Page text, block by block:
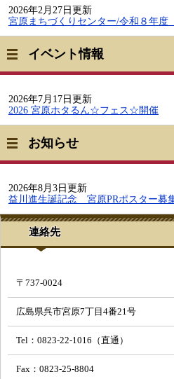
2026年2月27日更新
宮原まちづくりセンター/令和８年
イベント情報
2026年7月17日更新
2026 宮原ホタるん☆フェス☆開催
お知らせ
2026年8月3日更新
益川進生誕記念 宮原PRポスター募
連絡先
〒737-0024
広島県呉市宮原7丁目4番21号
Tel：0823-22-1016（直通）
Fax：0823-25-8804